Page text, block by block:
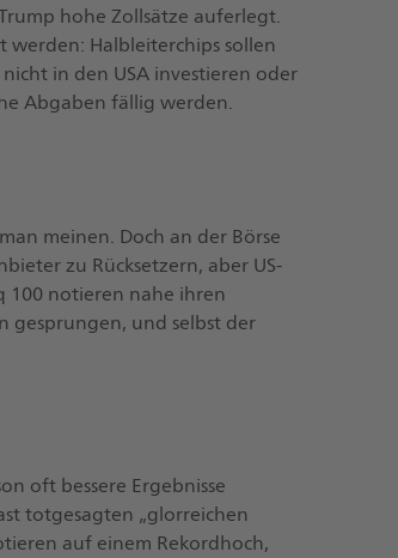
hohe Zollsätze auferlegt.
werden: Halbleiterchips sollen
in den USA investieren oder
Abgaben fällig werden.
meinen. Doch an der Börse
zu Rücksetzern, aber US-
100 notieren nahe ihren
gesprungen, und selbst der
oft bessere Ergebnisse
totgesagten „glorreichen
auf einem Rekordhoch,